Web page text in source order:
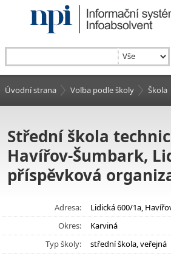
Úvodní strana Volba podle školy Škola
Střední škola
Havířov-Šumbark,
příspěvková
Adresa:
Lidická 600/1a,
Okres:
Karviná
Typ školy:
střední škola, veřejná